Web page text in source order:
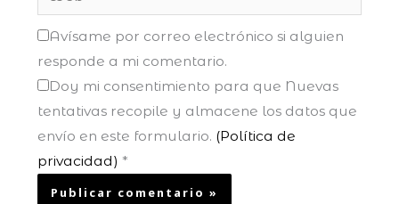
Avísame por correo electrónico si alguien
responde a mi comentario.
Doy mi consentimiento para que Nuevas
tentativas recopile y almacene los datos que
envío en este formulario. (Política de
privacidad) *